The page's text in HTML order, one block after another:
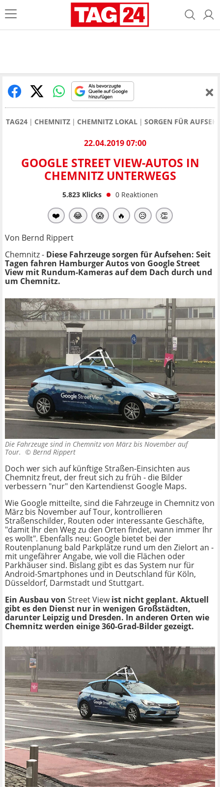
TAG24 CHEMNITZ CHEMNITZ LOKAL SORGEN FÜR
22.04.2019 07:00
GOOGLE STREET VIEW-AUTOS IN
CHEMNITZ UNTERWEGS
5.823Klicks 0 Reaktionen
❤️ 😂 😱 🔥 😥 👏
Von Bernd Rippert
Chemnitz - Diese Fahrzeuge sorgen für Aufsehen: Seit
Tagen fahren Hamburger Autos von Google Street
View mit Rundum-Kameras auf dem Dach durch und
um Chemnitz.
Die Fahrzeuge sind in Chemnitz von März bis November auf
Tour. © Bernd Rippert
Doch wer sich auf künftige Straßen-Einsichten aus
Chemnitz freut, der freut sich zu früh - die Bilder
verbessern "nur" den Kartendienst Google Maps.
Wie Google mitteilte, sind die Fahrzeuge in Chemnitz von
März bis November auf Tour, kontrollieren
Straßenschilder, Routen oder interessante Geschäfte,
"damit Ihr den Weg zu den Orten findet, wann immer Ihr
es wollt". Ebenfalls neu: Google bietet bei der
Routenplanung bald Parkplätze rund um den Zielort an -
mit ungefährer Angabe, wie voll die Flächen oder
Parkhäuser sind. Bislang gibt es das System nur für
Android-Smartphones und in Deutschland für Köln,
Düsseldorf, Darmstadt und Stuttgart.
Ein Ausbau von Street Viewist nicht geplant. Aktuell
gibt es den Dienst nur in wenigen Großstädten,
darunter Leipzig und Dresden. In anderen Orten wie
Chemnitz werden einige 360-Grad-Bilder gezeigt.